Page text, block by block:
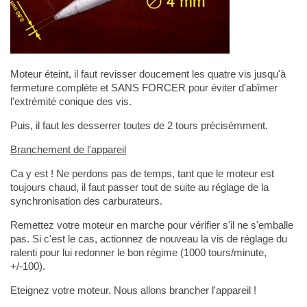
Moteur éteint, il faut revisser doucement les quatre vis jusqu'à
fermeture complète et SANS FORCER pour éviter d'abîmer
l'extrémité conique des vis.
Puis, il faut les desserrer toutes de 2 tours précisémment.
Branchement de l'appareil
Ca y est ! Ne perdons pas de temps, tant que le moteur est
toujours chaud, il faut passer tout de suite au réglage de la
synchronisation des carburateurs.
Remettez votre moteur en marche pour vérifier s'il ne s'emballe
pas. Si c'est le cas, actionnez de nouveau la vis de réglage du
ralenti pour lui redonner le bon régime (1000 tours/minute,
+/-100).
Eteignez votre moteur. Nous allons brancher l'appareil !